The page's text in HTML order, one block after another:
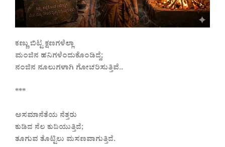
ಕಣ್ಣು ಬಿಟ್ಟ ಕ್ಷಣಗಳೆಲ್ಲಾ
ಮಂಜಿನ ಹನಿಗಳೆಂದುಕೊಂಡಿದ್ದೆ;
ನಂಜಿನ ನೂಲುಗಳಾಗಿ ಗೋಚರಿಸುತ್ತಿವೆ..
***
ಅಸಮಾನೆತೆಯ ನೆತ್ತರು
ಕುಡಿದ ನೆಲ ಕುದಿಯುತ್ತಿದೆ;
ತೂಗುವ ತೊಟ್ಟಿಲು ಮಸಣವಾಗುತ್ತಿದೆ.